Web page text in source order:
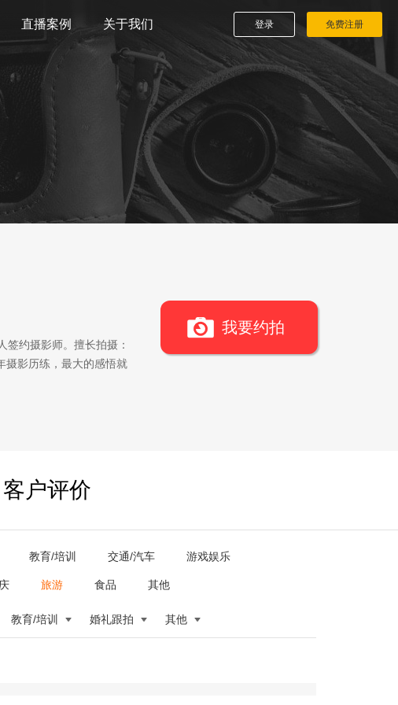
直播案例 关于我们 登录 免费注册
约摄影师。擅长拍摄：
摄影历练，最大的感悟就
我要约拍
客户评价
教育/培训 交通/汽车 游戏娱乐
旅游 食品 其他
教育/培训 婚礼跟拍 其他